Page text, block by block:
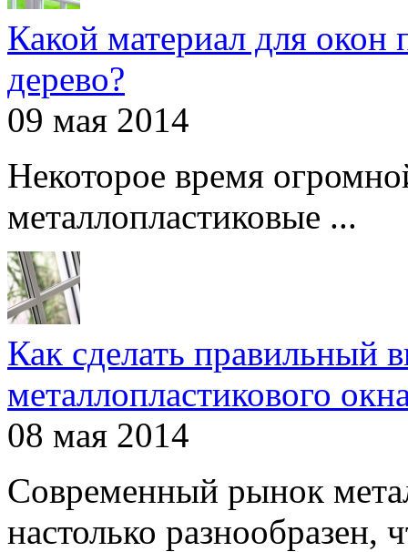
Какой материал для окон
дерево?
09 мая 2014
Некоторое время
металлопластиковые ...
Как сделать правильный
металлопластикового
08 мая 2014
Современный рынок
настолько разнообразен,